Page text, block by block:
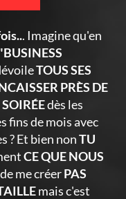
. Imagine qu'en
TOUS SES
PRÈS DE
dès les
fins de mois avec
? Et bien nonTU
CE QUE NOUS
me créerPAS
mais c'est